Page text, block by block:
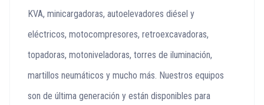
KVA, minicargadoras, autoelevadores diésel y
eléctricos, motocompresores, retroexcavadoras,
topadoras, motoniveladoras, torres de iluminación,
martillos neumáticos y mucho más. Nuestros equipos
son de última generación y están disponibles para